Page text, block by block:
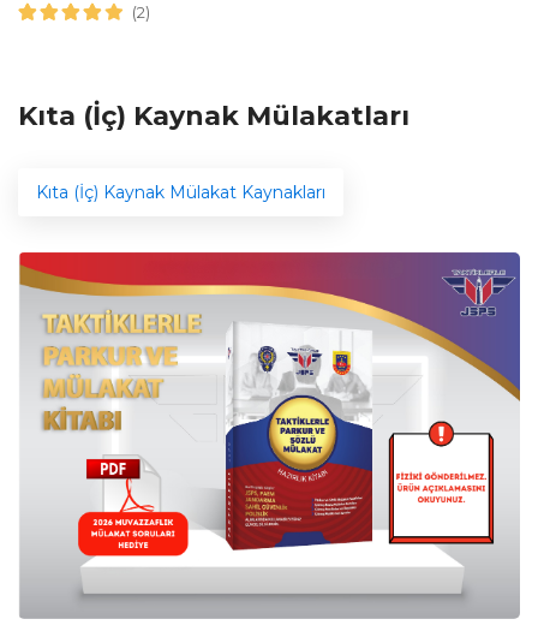
(2)
Kıta (İç) Kaynak Mülakatları
Kıta (İç) Kaynak Mülakat Kaynakları